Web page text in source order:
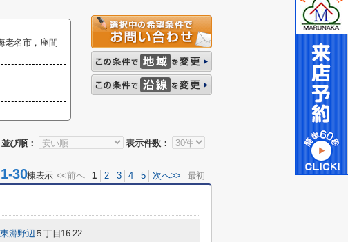
老名市，座間
並び順： 表示件数：
30棟表示 <<前へ 1 2 3 4 5 次へ>> 最初
東淵野辺 ５丁目16-22